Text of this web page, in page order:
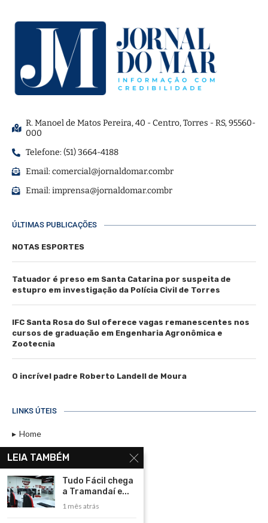
R. Manoel de Matos Pereira, 40 - Centro, Torres - RS, 95560-
000
Telefone: (51) 3664-4188
Email:comercial@jornaldomar.combr
Email:imprensa@jornaldomar.combr
ÚLTIMAS PUBLICAÇÕES
NOTAS ESPORTES
Tatuador é preso em Santa Catarina por suspeita de
estupro em investigação da Polícia Civil de Torres
IFC Santa Rosa do Sul oferece vagas remanescentes nos
cursos de graduação em Engenharia Agronômica e
Zootecnia
O incrível padre Roberto Landell de Moura
LINKS ÚTEIS
Home
Assinar
Contato
Política de Privacidade
Rádio Maristela - Ao Vivo
LEIA TAMBÉM
Tudo Fácil chega
a Tramandaí e...
1 mês atrás